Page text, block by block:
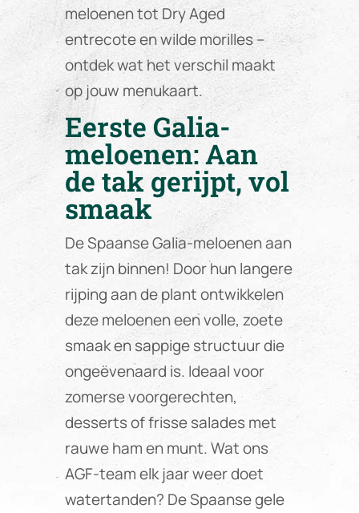
meloenen tot Dry Aged
entrecote en wilde morilles –
ontdek wat het verschil maakt
op jouw menukaart.
Eerste Galia-
meloenen: Aan
de tak gerijpt, vol
smaak
De Spaanse Galia-meloenen aan
tak zijn binnen! Door hun langere
rijping aan de plant ontwikkelen
deze meloenen een volle, zoete
smaak en sappige structuur die
ongeëvenaard is. Ideaal voor
zomerse voorgerechten,
desserts of frisse salades met
rauwe ham en munt. Wat ons
AGF-team elk jaar weer doet
watertanden? De Spaanse gele